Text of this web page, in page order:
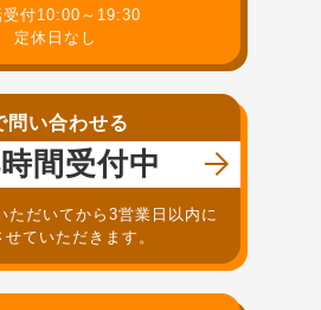
受付10:00～19:30
定休日なし
問い合わせる
間受付中
ただいてから3営業日以内に
せていただきます。